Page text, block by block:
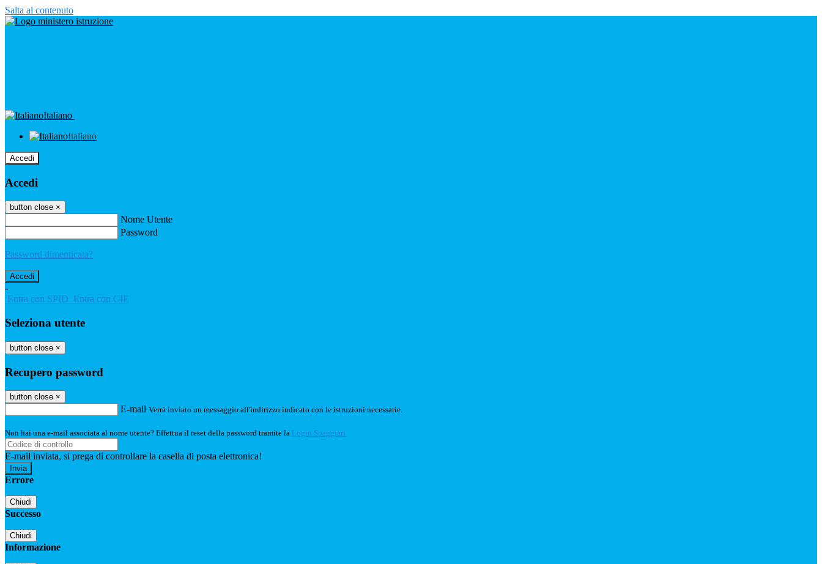
Salta al contenuto
Italiano
Italiano
Accedi
Accedi
button close ×
Nome Utente
Password
Password dimenticata?
-
Entra con SPID Entra con CIE
Seleziona utente
button close ×
Recupero password
button close ×
E-mail Verrà inviato un messaggio all'indirizzo indicato con le istruzioni necessarie.
Non hai una e-mail associata al nome utente? Effettua il reset della password tramite la Login Spaggiari
E-mail inviata, si prega di controllare la casella di posta elettronica!
Errore
Chiudi
Successo
Chiudi
Informazione